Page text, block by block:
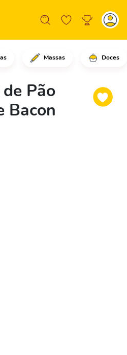
Massas Doces
Pão
Bacon
um rolo de